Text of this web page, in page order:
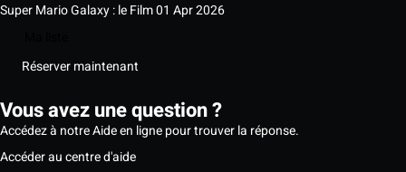
Super Mario Galaxy : le Film01 Apr 2026
Réserver maintenant
Vous avez une question ?
Accédez à notre Aide en ligne pour trouver la réponse.
Accéder au centre d'aide